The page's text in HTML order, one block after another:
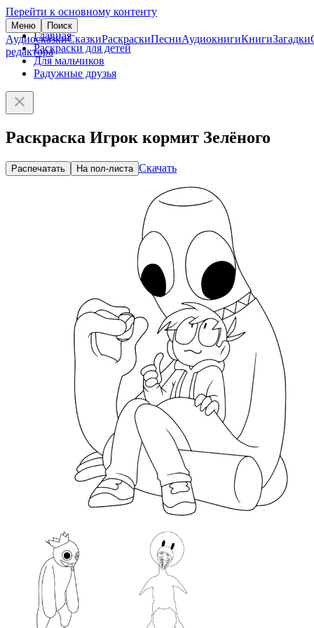
Перейти к основному контенту
Меню Поиск
АудиосказкиСказкиРаскраскиПесниАудиокнигиКнигиЗагадки
редактора
Главная
Раскраски для детей
Для мальчиков
Радужные друзья
Раскраска Игрок кормит Зелёного
Распечатать На пол-листа Скачать